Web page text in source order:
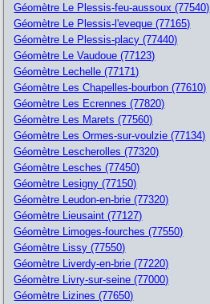
Géomètre Le Plessis-feu-aussoux (77540)
Géomètre Le Plessis-l'eveque (77165)
Géomètre Le Plessis-placy (77440)
Géomètre Le Vaudoue (77123)
Géomètre Lechelle (77171)
Géomètre Les Chapelles-bourbon (77610)
Géomètre Les Ecrennes (77820)
Géomètre Les Marets (77560)
Géomètre Les Ormes-sur-voulzie (77134)
Géomètre Lescherolles (77320)
Géomètre Lesches (77450)
Géomètre Lesigny (77150)
Géomètre Leudon-en-brie (77320)
Géomètre Lieusaint (77127)
Géomètre Limoges-fourches (77550)
Géomètre Lissy (77550)
Géomètre Liverdy-en-brie (77220)
Géomètre Livry-sur-seine (77000)
Géomètre Lizines (77650)